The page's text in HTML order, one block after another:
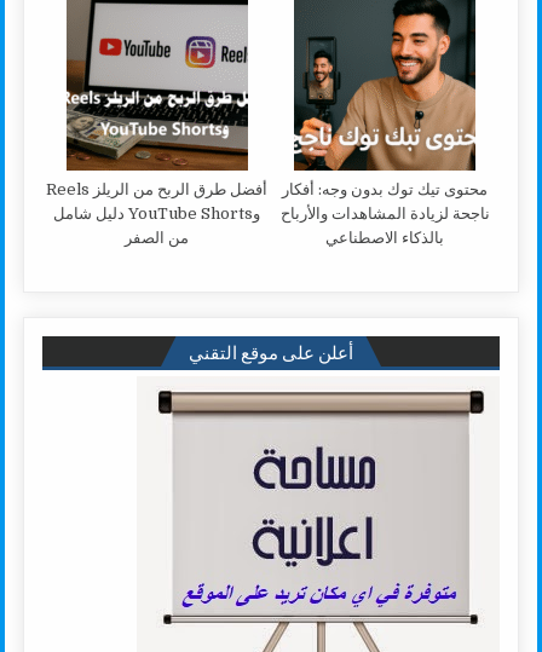
محتوى تيك توك بدون وجه: أفكار
ناجحة لزيادة المشاهدات والأرباح
بالذكاء الاصطناعي
أفضل طرق الربح من الريلز Reels
وYouTube Shorts دليل شامل
من الصفر
أعلن على موقع التقني